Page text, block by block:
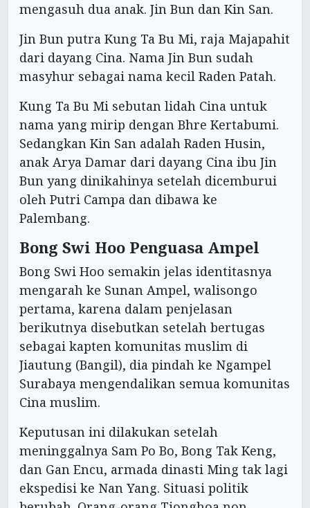
mengasuh dua anak. Jin Bun dan Kin San.
Jin Bun putra Kung Ta Bu Mi, raja Majapahit
dari dayang Cina. Nama Jin Bun sudah
masyhur sebagai nama kecil Raden Patah.
Kung Ta Bu Mi sebutan lidah Cina untuk
nama yang mirip dengan Bhre Kertabumi.
Sedangkan Kin San adalah Raden Husin,
anak Arya Damar dari dayang Cina ibu Jin
Bun yang dinikahinya setelah dicemburui
oleh Putri Campa dan dibawa ke
Palembang.
Bong Swi Hoo Penguasa Ampel
Bong Swi Hoo semakin jelas identitasnya
mengarah ke Sunan Ampel, walisongo
pertama, karena dalam penjelasan
berikutnya disebutkan setelah bertugas
sebagai kapten komunitas muslim di
Jiautung (Bangil), dia pindah ke Ngampel
Surabaya mengendalikan semua komunitas
Cina muslim.
Keputusan ini dilakukan setelah
meninggalnya Sam Po Bo, Bong Tak Keng,
dan Gan Encu, armada dinasti Ming tak lagi
ekspedisi ke Nan Yang. Situasi politik